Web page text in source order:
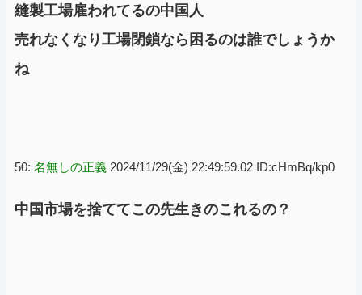
縫製工場雇われてるの中国人
売れなくなり工場閉鎖なら困るのは誰でしょうか
ね
50: 名無しの正義 2024/11/29(金) 22:49:59.02 ID:cHmBq/kp0
中国市場を捨ててこの先生きのこれるの？